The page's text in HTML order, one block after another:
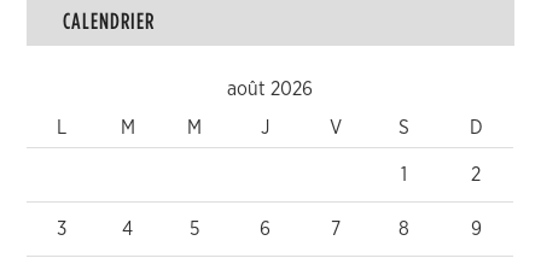
CALENDRIER
août 2026
M M J V S D
1 2
3 4 5 6 7 8 9